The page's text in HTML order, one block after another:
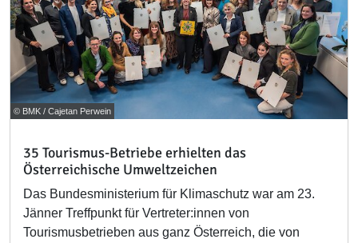
© BMK / Cajetan Perwein
35 Tourismus-Betriebe erhielten das
Österreichische Umweltzeichen
Das Bundesministerium für Klimaschutz war am 23.
Jänner Treffpunkt für Vertreter:innen von
Tourismusbetrieben aus ganz Österreich, die von